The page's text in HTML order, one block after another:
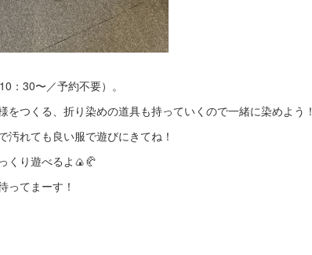
：30〜／予約不要）。
をつくる、折り染めの道具も持っていくので一緒に染めよう！
汚れても良い服で遊びにきてね！
くり遊べるよ🍙🥐
ってまーす！